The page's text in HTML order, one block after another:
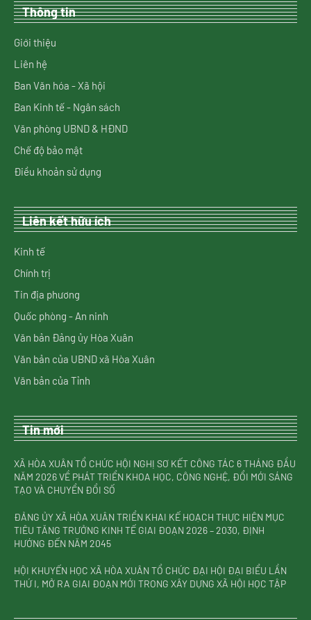
Thông tin
Giới thiệu
Liên hệ
Ban Văn hóa - Xã hội
Ban Kinh tế - Ngân sách
Văn phòng UBND & HĐND
Chế độ bảo mật
Điều khoản sử dụng
Liên kết hữu ích
Kinh tế
Chính trị
Tin địa phương
Quốc phòng - An ninh
Văn bản Đảng ủy Hòa Xuân
Văn bản của UBND xã Hòa Xuân
Văn bản của Tỉnh
Tin mới
XÃ HÒA XUÂN TỔ CHỨC HỘI NGHỊ SƠ KẾT CÔNG TÁC 6 THÁNG ĐẦU
NĂM 2026 VỀ PHÁT TRIỂN KHOA HỌC, CÔNG NGHỆ, ĐỔI MỚI SÁNG
TẠO VÀ CHUYỂN ĐỔI SỐ
ĐẢNG ỦY XÃ HÒA XUÂN TRIỂN KHAI KẾ HOẠCH THỰC HIỆN MỤC
TIÊU TĂNG TRƯỞNG KINH TẾ GIAI ĐOẠN 2026 – 2030, ĐỊNH
HƯỚNG ĐẾN NĂM 2045
HỘI KHUYẾN HỌC XÃ HÒA XUÂN TỔ CHỨC ĐẠI HỘI ĐẠI BIỂU LẦN
THỨ I, MỞ RA GIAI ĐOẠN MỚI TRONG XÂY DỰNG XÃ HỘI HỌC TẬP